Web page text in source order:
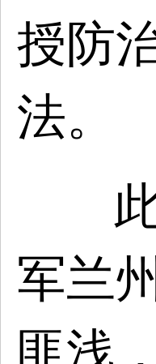
授防
法。
军兰
匪浅